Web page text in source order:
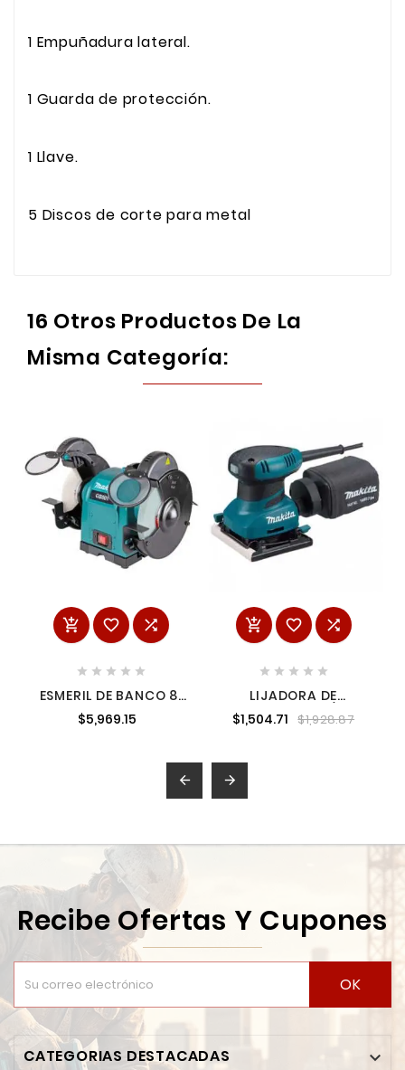
1 Empuñadura lateral.
1 Guarda de protección.
1 Llave.
5 Discos de corte para metal
16 Otros Productos De La
Misma Categoría:
  
    
ESMERIL DE BANCO 8"
550 W 3,450 RPM
MAKITA GB801
$5,969.15
  
    
LIJADORA DE
ACABADOS 4-1/2" X
4" 14,000 CPM 160
$1,504.71 $1,928.87
 
Recibe Ofertas Y Cupones
OK
CATEGORIAS DESTACADAS 